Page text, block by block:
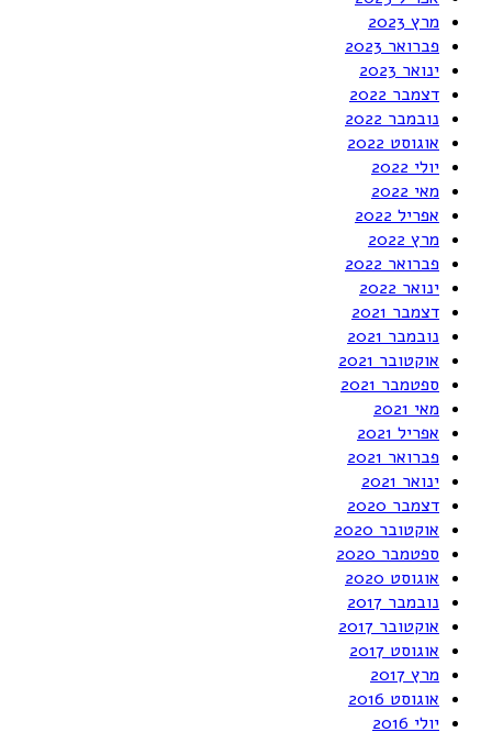
מרץ 2023
פברואר 2023
ינואר 2023
דצמבר 2022
נובמבר 2022
אוגוסט 2022
יולי 2022
מאי 2022
אפריל 2022
מרץ 2022
פברואר 2022
ינואר 2022
דצמבר 2021
נובמבר 2021
אוקטובר 2021
ספטמבר 2021
מאי 2021
אפריל 2021
פברואר 2021
ינואר 2021
דצמבר 2020
אוקטובר 2020
ספטמבר 2020
אוגוסט 2020
נובמבר 2017
אוקטובר 2017
אוגוסט 2017
מרץ 2017
אוגוסט 2016
יולי 2016